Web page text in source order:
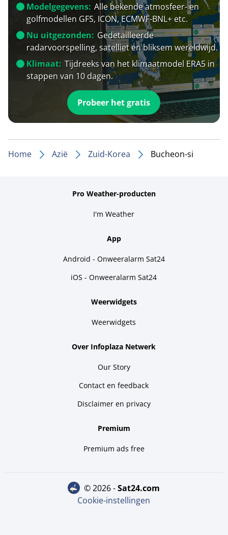
Modelgegevens: Alle bekende atmosfeer- en
golfmodellen GFS, ICON, ECMWF-BNL+ etc.
Nu uitgezonden: Gedetailleerde
radarvoorspelling, satelliet en bliksem wereldwijd.
Klimaat: Tijdreeks van het klimaatmodel ERA5 in
stappen van 10 dagen.
Probeer het gratis
Home Azië Zuid-Korea Bucheon-si
Pro Weather-producten
I'm Weather
App
Android - Onweeralarm Sat24
iOS - Onweeralarm Sat24
Weerwidgets
Weerwidgets
Over Infoplaza Netwerk
Our Story
Contact en feedback
Disclaimer en privacy
Premium
Premium ads free
© 2026 - sat24.com
Cookie-instellingen